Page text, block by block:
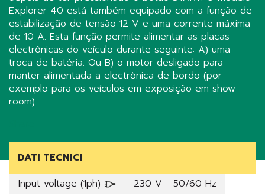
Explorer 40 está também equipado com a função de
estabilização de tensão 12 V e uma corrente máxima
de 10 A. Esta função permite alimentar as placas
electrônicas do veículo durante seguinte: A) uma
troca de batéria. Ou B) o motor desligado para
manter alimentada a electrònica de bordo (por
exemplo para os veículos em exposição em show-
room).
DATI TECNICI
Input voltage (1ph)
230 V - 50/60 Hz